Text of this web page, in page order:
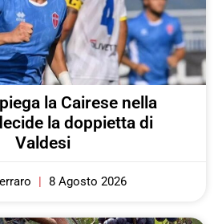
la Cairese nella
la doppietta di
Valdesi
8 Agosto 2026